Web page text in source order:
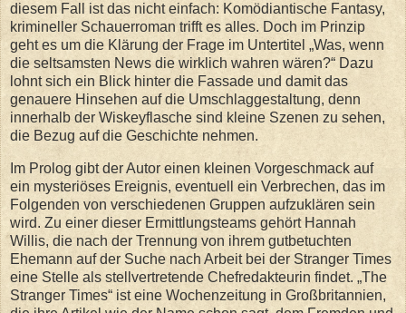
diesem Fall ist das nicht einfach: Komödiantische Fantasy,
krimineller Schauerroman trifft es alles. Doch im Prinzip
geht es um die Klärung der Frage im Untertitel „Was, wenn
die seltsamsten News die wirklich wahren wären?“ Dazu
lohnt sich ein Blick hinter die Fassade und damit das
genauere Hinsehen auf die Umschlaggestaltung, denn
innerhalb der Wiskeyflasche sind kleine Szenen zu sehen,
die Bezug auf die Geschichte nehmen.
Im Prolog gibt der Autor einen kleinen Vorgeschmack auf
ein mysteriöses Ereignis, eventuell ein Verbrechen, das im
Folgenden von verschiedenen Gruppen aufzuklären sein
wird. Zu einer dieser Ermittlungsteams gehört Hannah
Willis, die nach der Trennung von ihrem gutbetuchten
Ehemann auf der Suche nach Arbeit bei der Stranger Times
eine Stelle als stellvertretende Chefredakteurin findet. „The
Stranger Times“ ist eine Wochenzeitung in Großbritannien,